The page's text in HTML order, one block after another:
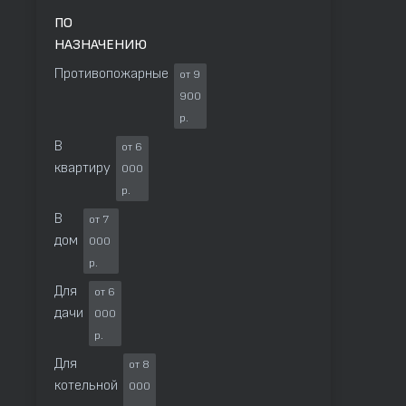
ПО
НАЗНАЧЕНИЮ
Противопожарные
от 9
900
р.
В
квартиру
от 6
000
р.
В
дом
от 7
000
р.
Для
дачи
от 6
000
р.
Для
котельной
от 8
000